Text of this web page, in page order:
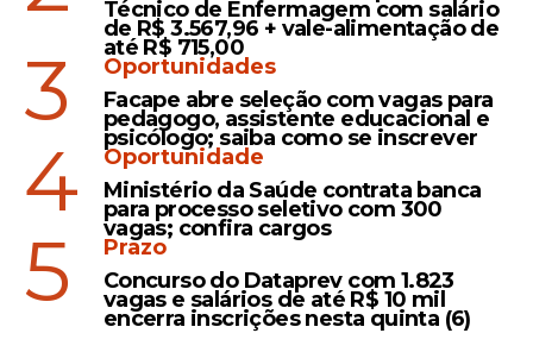
Veja Também
Criança morre
atropelada
Uma criança de 4 anos, identificada como
Davi César, morreu atropeladapor um
caminhão no dia 20 de janeiro, na Rua das
Dálias, em Jardim Paulista Baixo, localizada
Técnico de Enfermagem com salário
de R$ 3.567,96 + vale-alimentação de
até R$ 715,00
3
Oportunidades
Facape abre seleção com vagas para
pedagogo, assistente educacional e
psicólogo; saiba como se inscrever
4
Oportunidade
Ministério da Saúde contrata banca
para processo seletivo com 300
vagas; confira cargos
5
Prazo
Concurso do Dataprev com 1.823
vagas e salários de até R$ 10 mil
encerra inscrições nesta quinta (6)